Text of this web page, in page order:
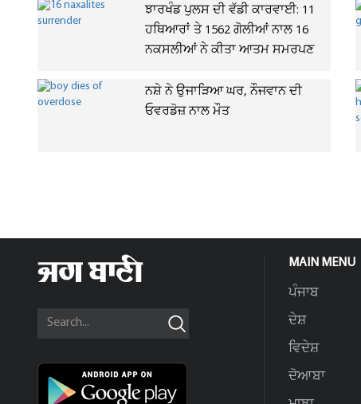
ਝਾਰਖੰਡ ਪੁਲਸ ਦੀ ਵੱਡੀ ਕਾਰਵਾਈ: 11
ਹਥਿਆਰਾਂ ਤੇ 1562 ਗੋਲੀਆਂ ਨਾਲ 16
ਨਕਸਲੀਆਂ ਨੇ ਕੀਤਾ ਆਤਮ ਸਮਰਪਣ
ਨਸ਼ੇ ਨੇ ਉਜਾੜਿਆ ਘਰ, ਨੌਜਵਾਨ ਦੀ
ਓਵਰਡੋਜ਼ ਨਾਲ ਮੌਤ
MAIN MENU
ਪੰਜਾਬ
ਦੇਸ਼
ਵਿਦੇਸ਼
ਦੋਆਬਾ